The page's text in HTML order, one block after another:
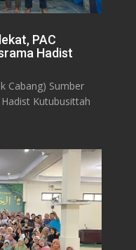
PAC
Hadist
Cabang) Sumber
Kutubusittah